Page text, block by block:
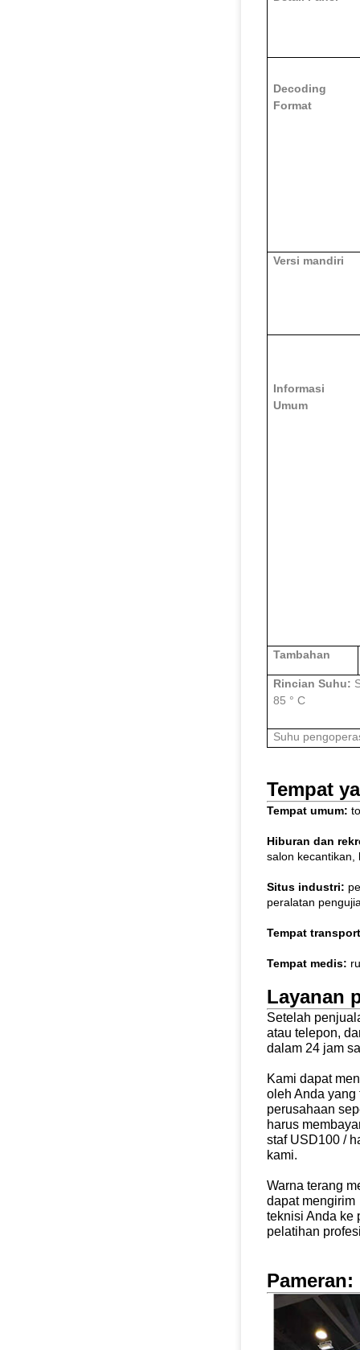
Decoding
Format
Versi mandiri
Informasi
Umum
Tambahan
Rincian Suhu:
85 ° C
Suhu
Tempat
Tempat umum:
Hiburan dan
salon kecantikan,
Situs industri:
peralatan
Tempat
Tempat medis:
Layanan
Setelah
atau telepon,
dalam 24 jam
Kami dapat
oleh Anda yang
perusahaan
harus
staf USD100 /
kami.
Warna terang
dapat mengirim
teknisi Anda ke
pelatihan
Pameran: